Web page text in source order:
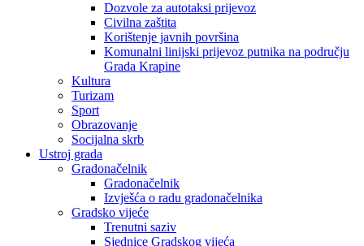
Dozvole za autotaksi prijevoz
Civilna zaštita
Korištenje javnih površina
Komunalni linijski prijevoz putnika na području
Grada Krapine
Kultura
Turizam
Sport
Obrazovanje
Socijalna skrb
Ustroj grada
Gradonačelnik
Gradonačelnik
Izvješća o radu gradonačelnika
Gradsko vijeće
Trenutni saziv
Sjednice Gradskog vijeća